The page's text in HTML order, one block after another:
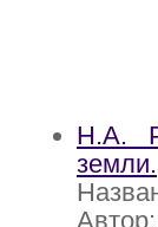
Н.А.
земли.